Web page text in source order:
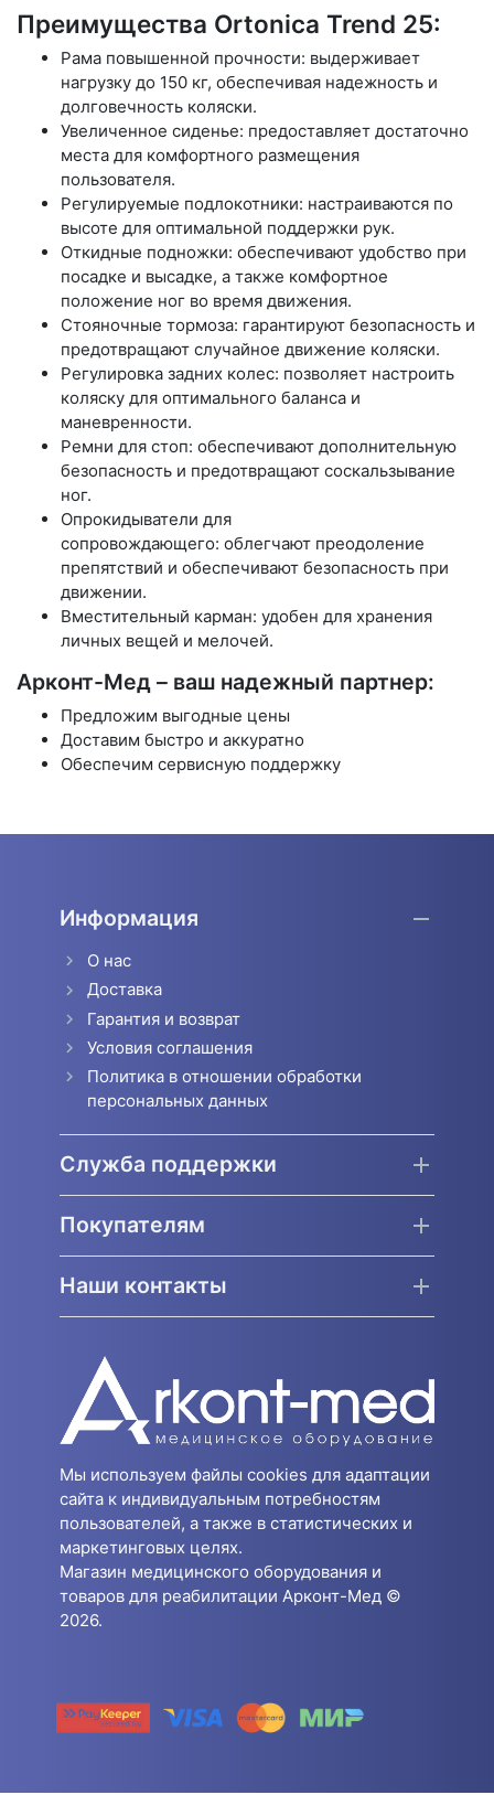
Преимущества Ortonica Trend 25:
Рама повышенной прочности: выдерживает
нагрузку до 150 кг, обеспечивая надежность и
долговечность коляски.
Увеличенное сиденье: предоставляет достаточно
места для комфортного размещения
пользователя.
Регулируемые подлокотники: настраиваются по
высоте для оптимальной поддержки рук.
Откидные подножки: обеспечивают удобство при
посадке и высадке, а также комфортное
положение ног во время движения.
Стояночные тормоза: гарантируют безопасность и
предотвращают случайное движение коляски.
Регулировка задних колес: позволяет настроить
коляску для оптимального баланса и
маневренности.
Ремни для стоп: обеспечивают дополнительную
безопасность и предотвращают соскальзывание
ног.
Опрокидыватели для
сопровождающего: облегчают преодоление
препятствий и обеспечивают безопасность при
движении.
Вместительный карман: удобен для хранения
личных вещей и мелочей.
Арконт-Мед – ваш надежный партнер:
Предложим выгодные цены
Доставим быстро и аккуратно
Обеспечим сервисную поддержку
Информация
О нас
Доставка
Гарантия и возврат
Условия соглашения
Политика в отношении обработки
персональных данных
Служба поддержки
Покупателям
Наши контакты
Мы используем файлы cookies для адаптации
сайта к индивидуальным потребностям
пользователей, а также в статистических и
маркетинговых целях.
Магазин медицинского оборудования и
товаров для реабилитации Арконт-Мед ©
2026.